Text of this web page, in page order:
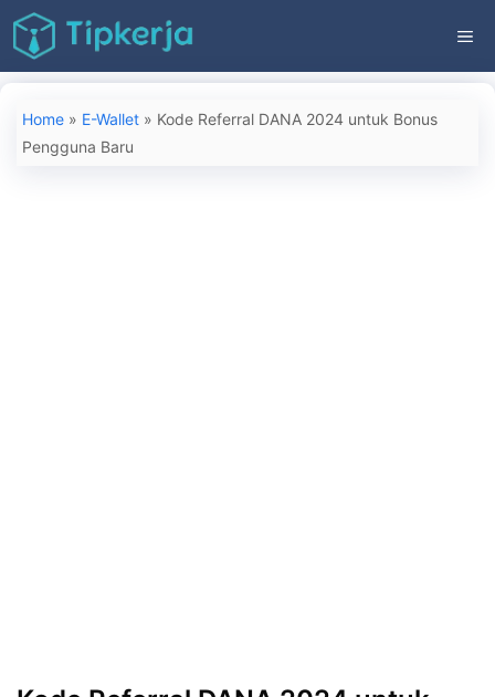
Langsung
ke
isi
Home » E-Wallet » Kode Referral DANA 2024 untuk Bonus
Pengguna Baru